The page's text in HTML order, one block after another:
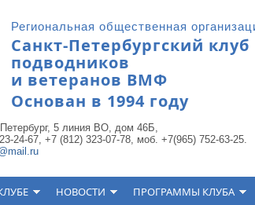
Региональная общественная
Санкт-Петербургский
подводников
и ветеранов ВМФ
Основан в 1994 году
5 линия ВО, дом 46Б,
24-67, +7 (812) 323-07-78, моб. +7(965) 752-63-25.
НОВОСТИ ПРОГРАММЫ КЛУБА